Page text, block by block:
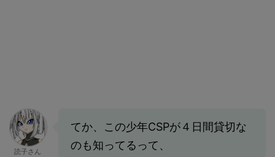
読子さん
てか、この少年CSPが４日間貸切な
のも知ってるって、